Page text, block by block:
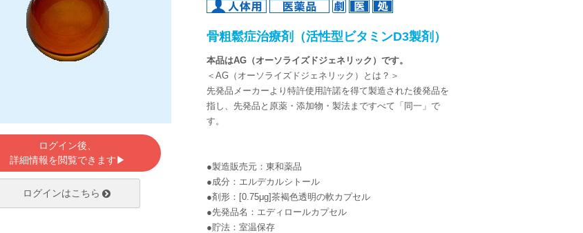
ログイン後、
詳細情報を閲覧できます▶
ログインはこちら
骨粗鬆症治療剤（活性型ビタミンD3製剤）
本品はAG（オーソライズドジェネリック）です。
＜AG（オーソライズドジェネリック）とは？＞
先発品メーカーより特許使用許諾を得て製造された後発品を
指し、先発品と原薬・添加物・製法まですべて「同一」で
す。
●製造販売元：東和薬品
●成分：エルデカルシトール
●剤形：[0.75μg]茶褐色透明の軟カプセル
●先発品名：エディロールカプセル
●貯法：室温保存